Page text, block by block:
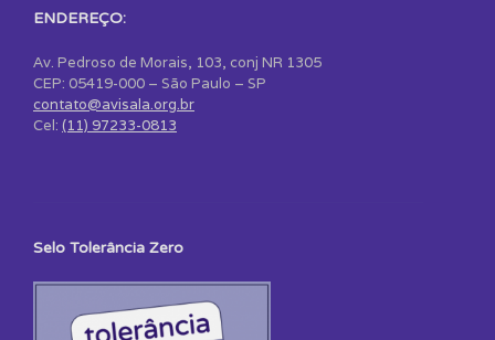
ENDEREÇO:
Av. Pedroso de Morais, 103, conj NR 1305
CEP: 05419-000 – São Paulo – SP
contato@avisala.org.br
Cel: (11) 97233-0813
Selo Tolerância Zero